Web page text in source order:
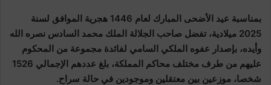
بمناسبة عيد الأضحى المبارك لعام 1446 هجرية الموافق لسنة
2025 ميلادية، تفضل صاحب الجلالة الملك محمد السادس نصره الله
وأيده، بإصدار عفوه الملكي السامي لفائدة مجموعة من المحكوم
عليهم من طرف مختلف محاكم المملكة، بلغ عددهم الإجمالي 1526
شخصا، موزعين بين معتقلين وموجودين في حالة سراح.